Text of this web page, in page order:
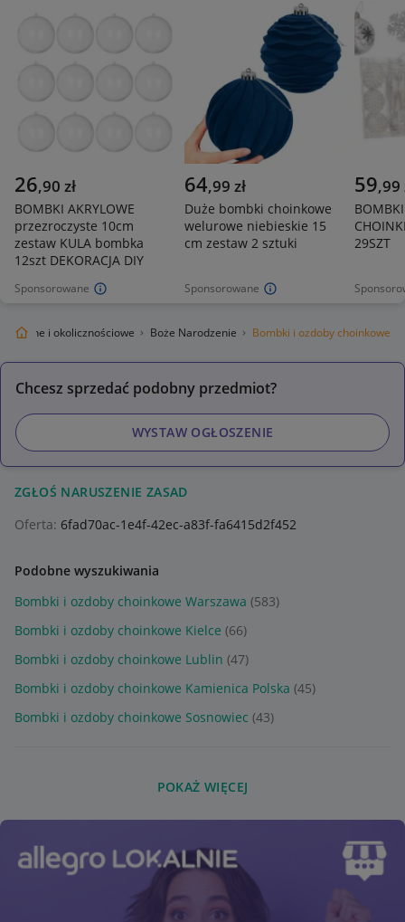
Sponsorowane
26,90 zł
BOMBKI AKRYLOWE
przezroczyste 10cm
zestaw KULA bombka
12szt DEKORACJA DIY
Sponsorowane
64,99 zł
Duże bombki choinkowe
welurowe niebieskie 15
cm zestaw 2 sztuki
59,99
29SZT
i okolicznościowe Boże Narodzenie Bombki i ozdoby choinkowe
Chcesz sprzedać podobny przedmiot?
WYSTAW OGŁOSZENIE
ZGŁOŚ NARUSZENIE ZASAD
Oferta: 6fad70ac-1e4f-42ec-a83f-fa6415d2f452
Podobne wyszukiwania
Bombki i ozdoby choinkowe Warszawa (583)
Bombki i ozdoby choinkowe Kielce (66)
Bombki i ozdoby choinkowe Lublin (47)
Bombki i ozdoby choinkowe Kamienica Polska (45)
Bombki i ozdoby choinkowe Sosnowiec (43)
POKAŻ WIĘCEJ